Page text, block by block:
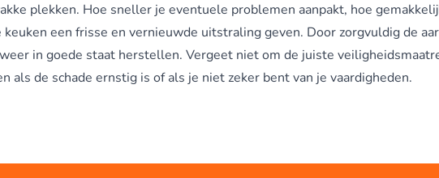
plekken. Hoe sneller je eventuele problemen aanpakt, hoe
een frisse en vernieuwde uitstraling geven. Door zorgvuldig de
in goede staat herstellen. Vergeet niet om de juiste
de schade ernstig is of als je niet zeker bent van je vaardigheden.